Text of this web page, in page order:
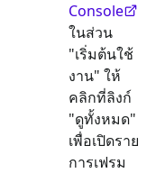
Console
ในส่วน
"เริ่มต้นใช้
งาน" ให้
คลิกที่ลิงก์
"ดูทั้งหมด"
เพื่อเปิดราย
การเฟรม